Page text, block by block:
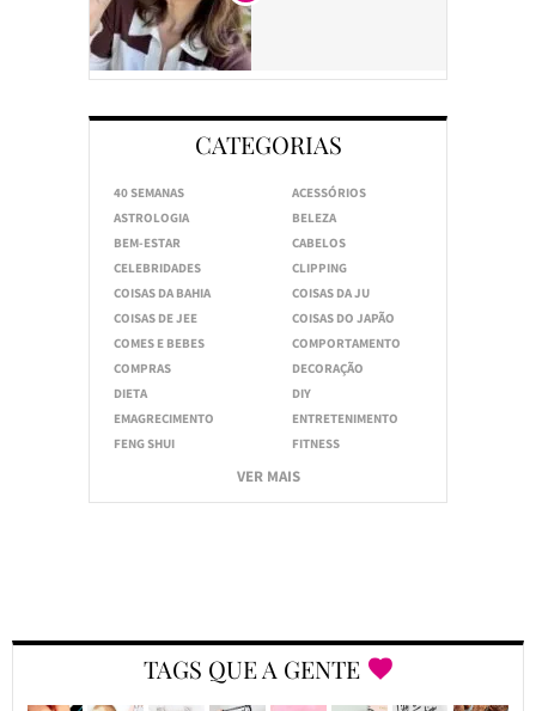
CATEGORIAS
40 SEMANAS
ACESSÓRIOS
ASTROLOGIA
BELEZA
BEM-ESTAR
CABELOS
CELEBRIDADES
CLIPPING
COISAS DA BAHIA
COISAS DA JU
COISAS DE JEE
COISAS DO JAPÃO
COMES E BEBES
COMPORTAMENTO
COMPRAS
DECORAÇÃO
DIETA
DIY
EMAGRECIMENTO
ENTRETENIMENTO
FENG SHUI
FITNESS
VER MAIS
TAGS QUE A GENTE